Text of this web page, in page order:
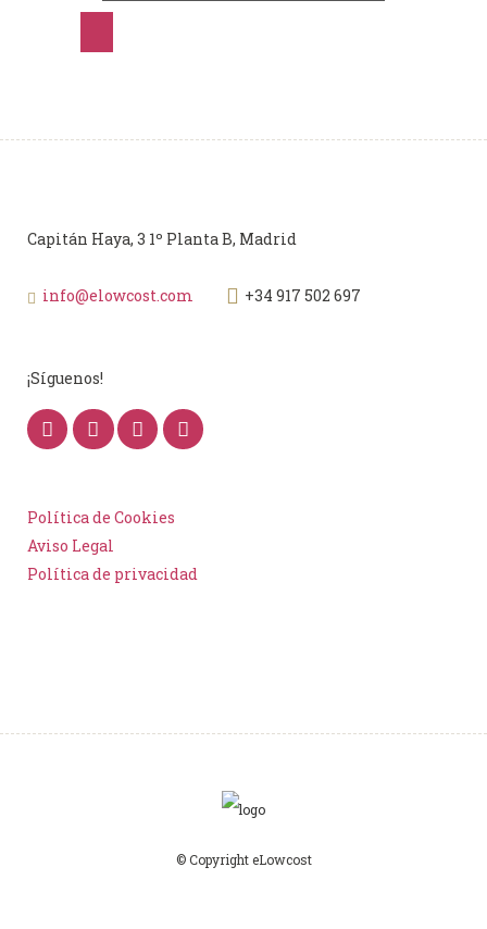
Capitán Haya, 3 1º Planta B, Madrid
info@elowcost.com +34 917 502 697
¡Síguenos!
Política de Cookies
Aviso Legal
Política de privacidad
© Copyright eLowcost